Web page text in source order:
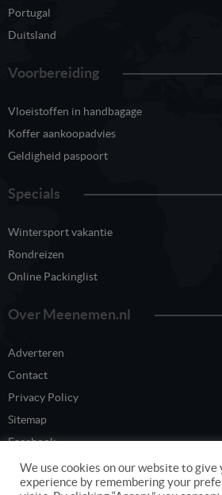
Portugal
Duitsland
Voorbereiding
Vloeistoffen in handbagage
Koffer aankoopadvies
Geldigheid paspoort
Specials
Wintersport vakantie
Rondreizen
Online Packinglist
Over Meenemen.nl
Adverteren
Contact
Privacy Policy
Sitemap
Facebook
Twitter
We use cookies on our website to
experience by remembering your